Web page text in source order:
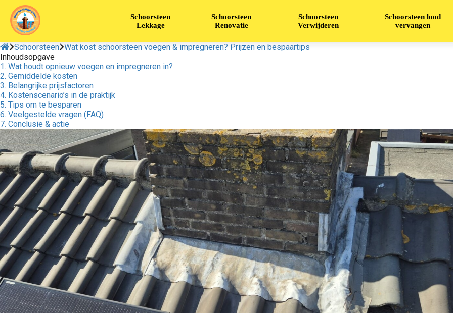
Schoorsteen
Lekkage
Schoorsteen
Renovatie
Schoorsteen
Verwijderen
Schoorsteen lood
vervangen
Schoorsteen Wat kost schoorsteen voegen & impregneren? Prijzen en bespaartips
Inhoudsopgave
1. Wat houdt opnieuw voegen en impregneren in?
2. Gemiddelde kosten
3. Belangrijke prijsfactoren
4. Kostenscenario’s in de praktijk
5. Tips om te besparen
6. Veelgestelde vragen (FAQ)
7. Conclusie & actie